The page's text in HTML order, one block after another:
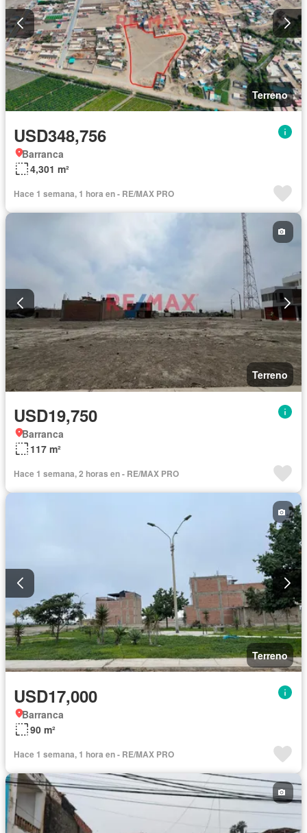
Terreno
USD348,756
Barranca
4,301 m²
Hace 1 semana, 1 hora en - RE/MAX PRO
Terreno
USD19,750
Barranca
117 m²
Hace 1 semana, 2 horas en - RE/MAX PRO
Terreno
USD17,000
Barranca
90 m²
Hace 1 semana, 1 hora en - RE/MAX PRO